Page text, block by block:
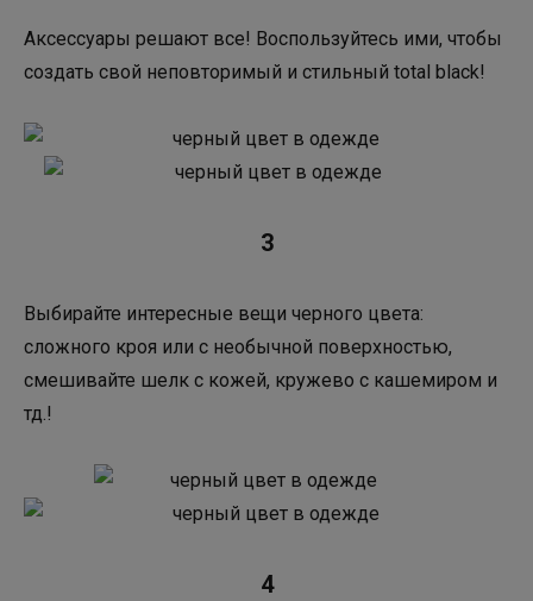
Аксессуары решают все! Воспользуйтесь ими, чтобы
создать свой неповторимый и стильный total black!
3
Выбирайте интересные вещи черного цвета:
сложного кроя или с необычной поверхностью,
смешивайте шелк с кожей, кружево с кашемиром и
тд.!
4